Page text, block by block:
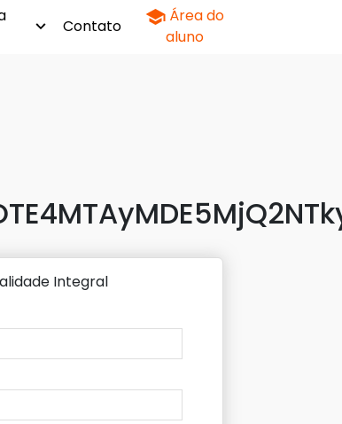
Contato
Área do
aluno
Integral